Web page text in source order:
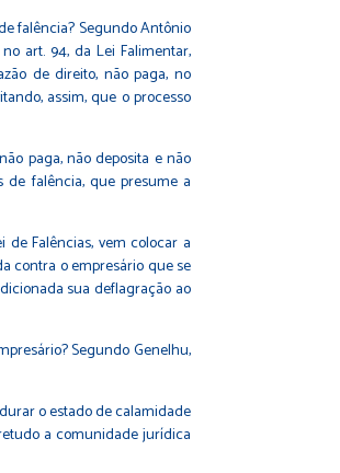
falência? Segundo Antônio
art. 94, da Lei Falimentar,
de direito, não paga, no
assim, que o processo
paga, não deposita e não
falência, que presume a
Falências, vem colocar a
contra o empresário que se
sua deflagração ao
Segundo Genelhu,
o estado de calamidade
a comunidade jurídica